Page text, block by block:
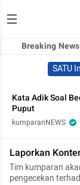
Breaking News
SATU
Kata Adik Soal
Puput
kumparanNEWS
Laporkan
Tim kumparan
pengecekan